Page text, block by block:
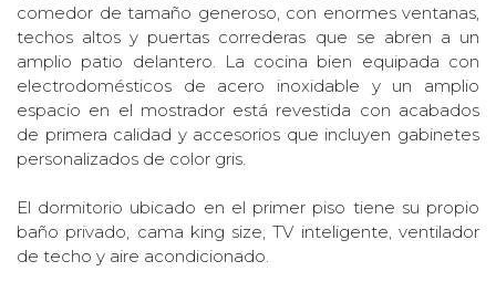
comedor de tamaño generoso, con enormes ventanas,
techos altos y puertas correderas que se abren a un
amplio patio delantero. La cocina bien equipada con
electrodomésticos de acero inoxidable y un amplio
espacio en el mostrador está revestida con acabados
de primera calidad y accesorios que incluyen gabinetes
personalizados de color gris.
El dormitorio ubicado en el primer piso tiene su propio
baño privado, cama king size, TV inteligente, ventilador
de techo y aire acondicionado.